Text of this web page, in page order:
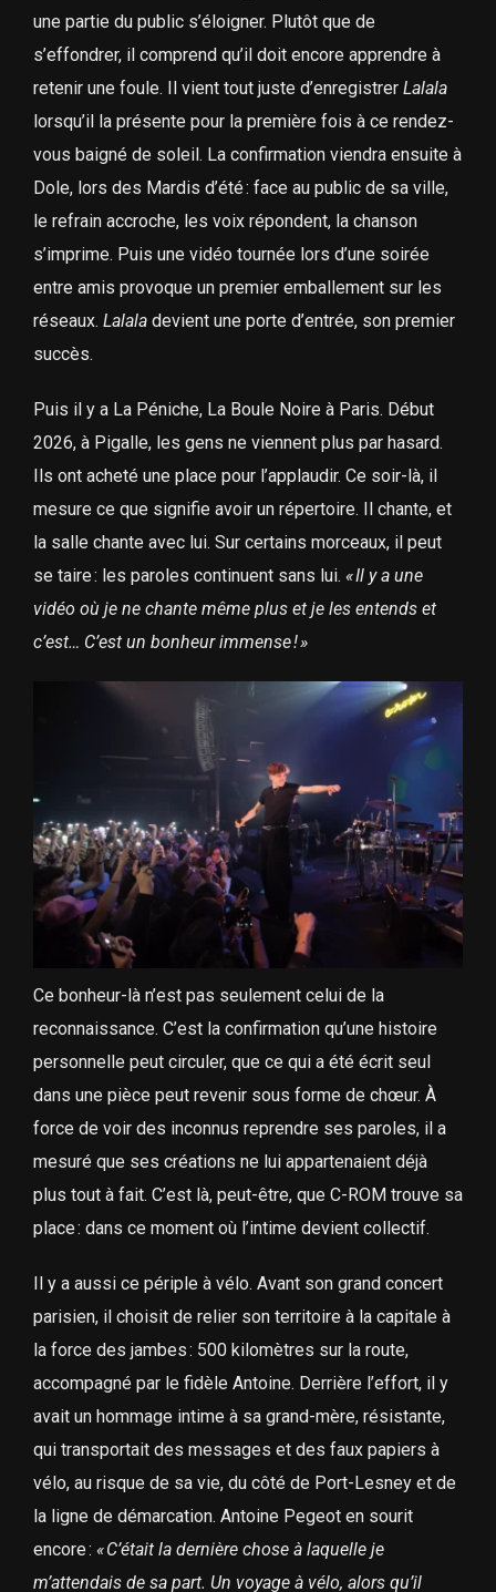
une partie du public s’éloigner. Plutôt que de
s’effondrer, il comprend qu’il doit encore apprendre à
retenir une foule. Il vient tout juste d’enregistrer Lalala
lorsqu’il la présente pour la première fois à ce rendez-
vous baigné de soleil. La confirmation viendra ensuite à
Dole, lors des Mardis d’été : face au public de sa ville,
le refrain accroche, les voix répondent, la chanson
s’imprime. Puis une vidéo tournée lors d’une soirée
entre amis provoque un premier emballement sur les
réseaux. Lalala devient une porte d’entrée, son premier
succès.
Puis il y a La Péniche, La Boule Noire à Paris. Début
2026, à Pigalle, les gens ne viennent plus par hasard.
Ils ont acheté une place pour l’applaudir. Ce soir-là, il
mesure ce que signifie avoir un répertoire. Il chante, et
la salle chante avec lui. Sur certains morceaux, il peut
se taire : les paroles continuent sans lui. «Il y a une
vidéo où je ne chante même plus et je les entends et
c’est… C’est un bonheur immense!»
Ce bonheur-là n’est pas seulement celui de la
reconnaissance. C’est la confirmation qu’une histoire
personnelle peut circuler, que ce qui a été écrit seul
dans une pièce peut revenir sous forme de chœur. À
force de voir des inconnus reprendre ses paroles, il a
mesuré que ses créations ne lui appartenaient déjà
plus tout à fait. C’est là, peut-être, que C-ROM trouve sa
place : dans ce moment où l’intime devient collectif.
Il y a aussi ce périple à vélo. Avant son grand concert
parisien, il choisit de relier son territoire à la capitale à
la force des jambes : 500 kilomètres sur la route,
accompagné par le fidèle Antoine. Derrière l’effort, il y
avait un hommage intime à sa grand-mère, résistante,
qui transportait des messages et des faux papiers à
vélo, au risque de sa vie, du côté de Port-Lesney et de
la ligne de démarcation. Antoine Pegeot en sourit
encore : «C’était la dernière chose à laquelle je
m’attendais de sa part. Un voyage à vélo, alors qu’il